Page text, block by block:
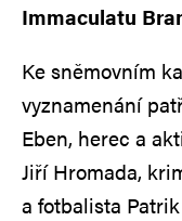
Immaculatu
Ke sněmovním
vyznamenání
Eben, herec a
Jiří Hromada,
a fotbalista